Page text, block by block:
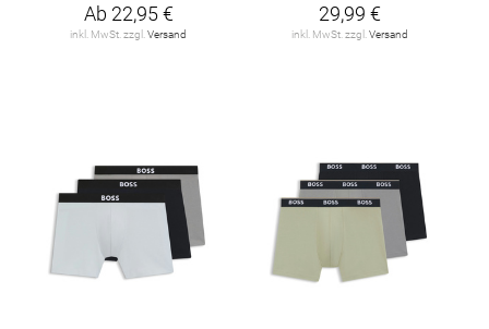
Ab 22,95 €
inkl. MwSt. zzgl. Versand
29,99 €
inkl. MwSt. zzgl. Versand